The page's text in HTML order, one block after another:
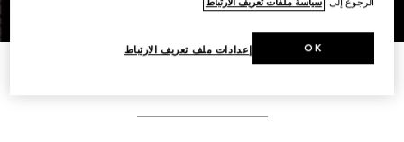
إعدادات ملف تعريف الارتباط OK